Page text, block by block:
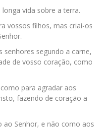
vida sobre a terra.
vossos filhos, mas criai-os
senhores segundo a carne,
de vosso coração, como
para agradar aos
fazendo de coração a
ao Senhor, e não como aos